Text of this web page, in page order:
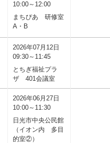
10:00～12:00
まちぴあ 研修室
A・B
2026年07月12日
09:30～11:45
とちぎ福祉プラ
ザ 401会議室
2026年06月27日
10:00～11:30
日光市中央公民館
（イオン内 多目
的室②）